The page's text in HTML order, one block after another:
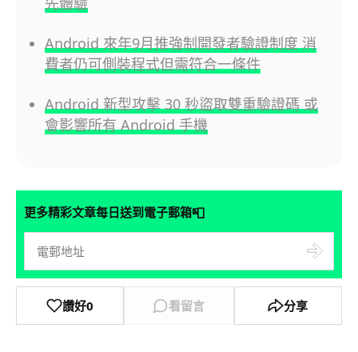
Android 來年9月推強制開發者驗證制度 消
費者仍可側裝程式但需符合一條件
Android 新型攻擊 30 秒盜取雙重驗證碼 或
會影響所有 Android 手機
更多精彩文章每日送到電子郵箱📮
讚好0 看留言 分享